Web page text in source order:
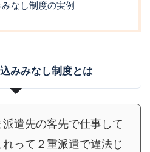
なし制度の実例
みみなし制度とは
遣先の客先で仕事して
れって２重派遣で違法じ